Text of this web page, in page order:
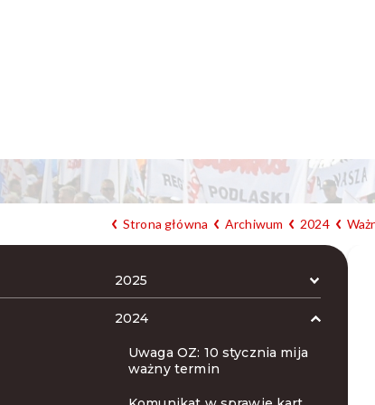
Strona główna Archiwum 2024
2025
2024
Uwaga OZ: 10 stycznia mija
ważny termin